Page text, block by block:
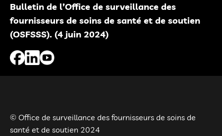
Bulletin de l’Office de surveillance des
fournisseurs de soins de santé et de soutien
(OSFSSS). (4 juin 2024)
© Office de surveillance des fournisseurs de soins de
santé et de soutien 2024